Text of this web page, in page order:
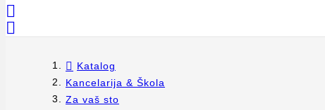


Katalog
Kancelarija & Škola
Za vaš sto